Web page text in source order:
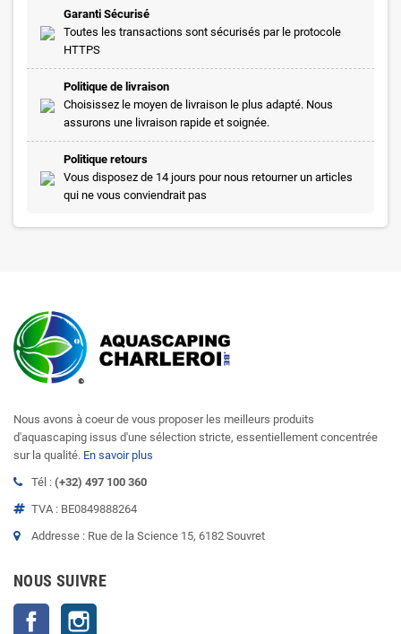
Garanti Sécurisé
Toutes les transactions sont sécurisés par le protocole
HTTPS
Politique de livraison
Choisissez le moyen de livraison le plus adapté. Nous
assurons une livraison rapide et soignée.
Politique retours
Vous disposez de 14 jours pour nous retourner un articles
qui ne vous conviendrait pas
Nous avons à coeur de vous proposer les meilleurs produits
d'aquascaping issus d'une sélection stricte, essentiellement concentrée
sur la qualité. En savoir plus
Tél : (+32) 497 100 360
TVA : BE0849888264
Addresse : Rue de la Science 15, 6182 Souvret
NOUS SUIVRE
Facebook